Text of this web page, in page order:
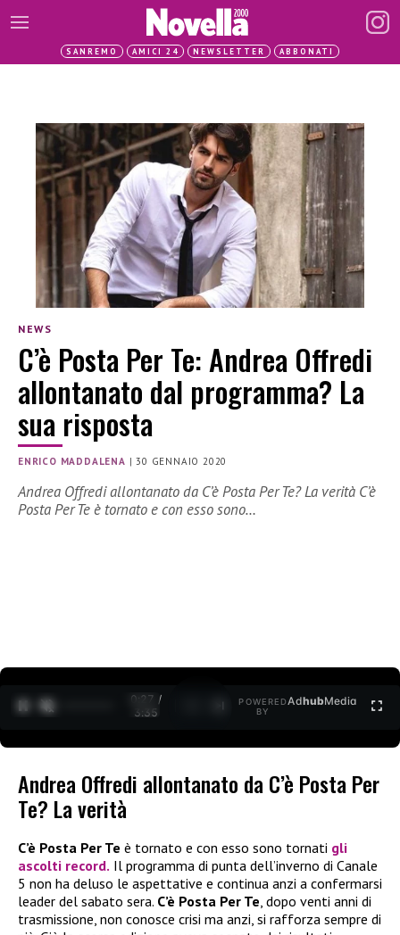
SANREMO AMICI 24 NEWSLETTER ABBONATI
NEWS
C’è Posta Per Te: Andrea Offredi
allontanato dal programma? La
sua risposta
ENRICO MADDALENA |30 GENNAIO 2020
Andrea Offredi allontanato da C’è Posta Per Te? La verità C’è
Posta Per Te è tornato e con esso sono…
0:28 /
3:35
POWERED
BY
AdhubMedia
Andrea Offredi allontanato da C’è Posta Per
Te? La verità
C’è Posta Per Te è tornato e con esso sono tornati gli
ascolti record. Il programma di punta dell’inverno di Canale
5 non ha deluso le aspettative e continua anzi a confermarsi
leader del sabato sera. C’è Posta Per Te, dopo venti anni di
trasmissione, non conosce crisi ma anzi, si rafforza sempre di